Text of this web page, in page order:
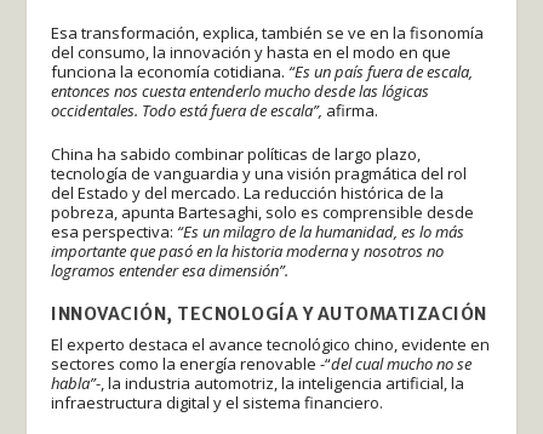
Esa transformación, explica, también se ve en la fisonomía
del consumo, la innovación y hasta en el modo en que
funciona la economía cotidiana. “Es un país fuera de escala,
entonces nos cuesta entenderlo mucho desde las lógicas
occidentales. Todo está fuera de escala”, afirma.
China ha sabido combinar políticas de largo plazo,
tecnología de vanguardia y una visión pragmática del rol
del Estado y del mercado. La reducción histórica de la
pobreza, apunta Bartesaghi, solo es comprensible desde
esa perspectiva: “Es un milagro de la humanidad, es lo más
importante que pasó en la historia modernaynosotros no
logramos entender esa dimensión”.
INNOVACIÓN, TECNOLOGÍA Y AUTOMATIZACIÓN
El experto destaca el avance tecnológico chino, evidente en
sectores como la energía renovable -“del cual mucho no se
habla”-, la industria automotriz, la inteligencia artificial, la
infraestructura digital y el sistema financiero.